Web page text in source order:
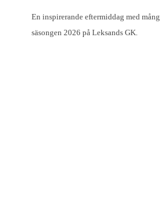
En inspirerande eftermiddag med
säsongen 2026 på Leksands GK.